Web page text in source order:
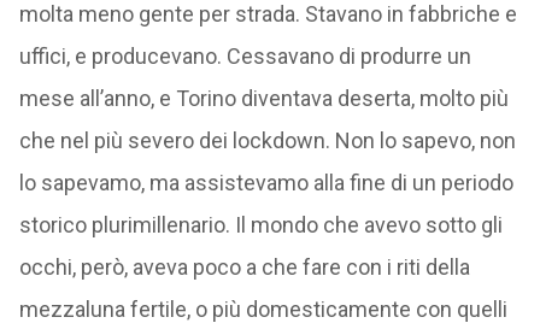
molta meno gente per strada. Stavano in fabbriche e
uffici, e producevano. Cessavano di produrre un
mese all’anno, e Torino diventava deserta, molto più
che nel più severo dei lockdown. Non lo sapevo, non
lo sapevamo, ma assistevamo alla fine di un periodo
storico plurimillenario. Il mondo che avevo sotto gli
occhi, però, aveva poco a che fare con i riti della
mezzaluna fertile, o più domesticamente con quelli